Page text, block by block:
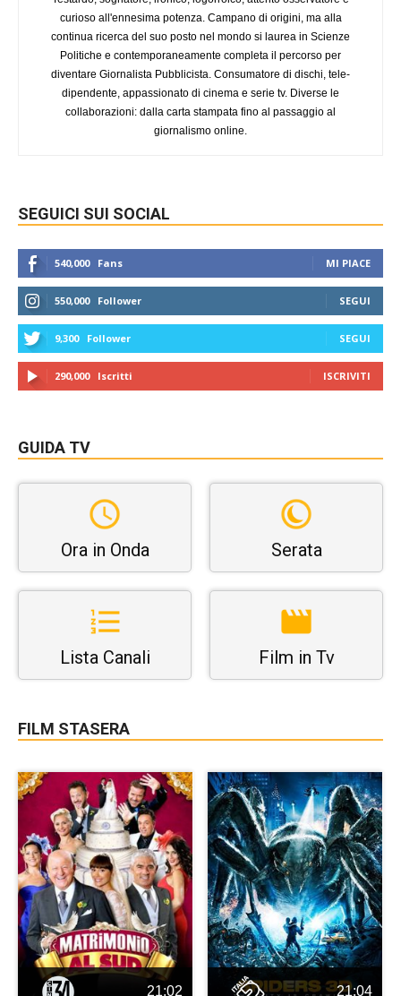
curioso all'ennesima potenza. Campano di origini, ma alla
continua ricerca del suo posto nel mondo si laurea in Scienze
Politiche e contemporaneamente completa il percorso per
diventare Giornalista Pubblicista. Consumatore di dischi, tele-
dipendente, appassionato di cinema e serie tv. Diverse le
collaborazioni: dalla carta stampata fino al passaggio al
giornalismo online.
SEGUICI SUI SOCIAL
540,000 Fans MI PIACE
550,000 Follower SEGUI
9,300 Follower SEGUI
290,000 Iscritti ISCRIVITI
GUIDA TV
Ora in Onda Serata
Lista Canali Film in Tv
FILM STASERA
21:02 21:04